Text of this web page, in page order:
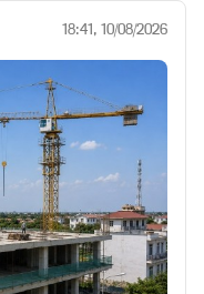
18:41, 10/08/2026